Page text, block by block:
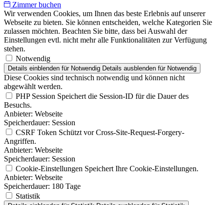
Zimmer buchen
Wir verwenden Cookies, um Ihnen das beste Erlebnis auf unserer
Webseite zu bieten. Sie können entscheiden, welche Kategorien Sie
zulassen möchten. Beachten Sie bitte, dass bei Auswahl der
Einstellungen evtl. nicht mehr alle Funktionalitäten zur Verfügung
stehen.
Notwendig
Details einblenden für Notwendig Details ausblenden für Notwendig
Diese Cookies sind technisch notwendig und können nicht
abgewählt werden.
PHP Session Speichert die Session-ID für die Dauer des
Besuchs.
Anbieter: Webseite
Speicherdauer: Session
CSRF Token Schützt vor Cross-Site-Request-Forgery-
Angriffen.
Anbieter: Webseite
Speicherdauer: Session
Cookie-Einstellungen Speichert Ihre Cookie-Einstellungen.
Anbieter: Webseite
Speicherdauer: 180 Tage
Statistik